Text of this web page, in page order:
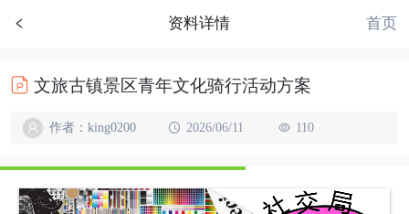
资料详情 首页
文旅古镇景区青年文化骑行活动方案
作者：king0200 2026/06/11 110